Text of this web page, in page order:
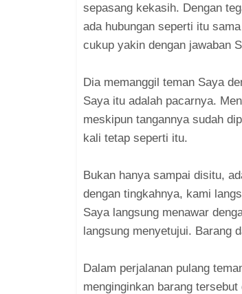
sepasang kekasih. Dengan
ada hubungan seperti itu
cukup yakin dengan jawaban
Dia memanggil teman Saya
Saya itu adalah pacarnya.
meskipun tangannya sudah
kali tetap seperti itu.
Bukan hanya sampai disitu,
dengan tingkahnya, kami
Saya langsung menawar
langsung menyetujui. Barang
Dalam perjalanan pulang
menginginkan barang